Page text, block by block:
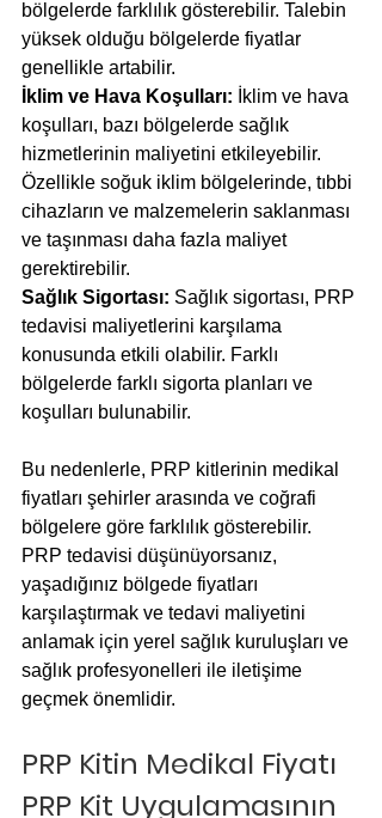
bölgelerde farklılık gösterebilir. Talebin
yüksek olduğu bölgelerde fiyatlar
genellikle artabilir.
İklim ve Hava Koşulları: İklim ve hava
koşulları, bazı bölgelerde sağlık
hizmetlerinin maliyetini etkileyebilir.
Özellikle soğuk iklim bölgelerinde, tıbbi
cihazların ve malzemelerin saklanması
ve taşınması daha fazla maliyet
gerektirebilir.
Sağlık Sigortası: Sağlık sigortası, PRP
tedavisi maliyetlerini karşılama
konusunda etkili olabilir. Farklı
bölgelerde farklı sigorta planları ve
koşulları bulunabilir.
Bu nedenlerle, PRP kitlerinin medikal
fiyatları şehirler arasında ve coğrafi
bölgelere göre farklılık gösterebilir.
PRP tedavisi düşünüyorsanız,
yaşadığınız bölgede fiyatları
karşılaştırmak ve tedavi maliyetini
anlamak için yerel sağlık kuruluşları ve
sağlık profesyonelleri ile iletişime
geçmek önemlidir.
PRP Kitin Medikal Fiyatı
PRP Kit Uygulamasının